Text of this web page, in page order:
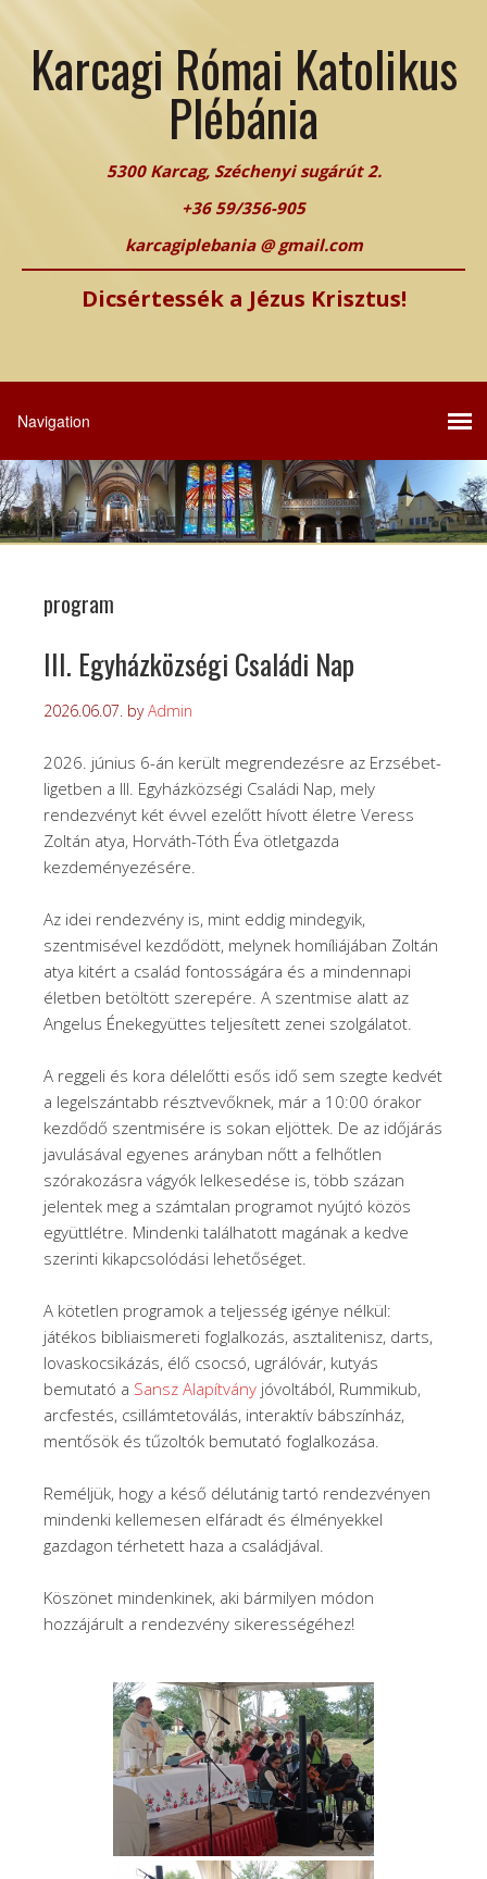
Karcagi Római Katolikus
Plébánia
5300 Karcag, Széchenyi sugárút 2.
+36 59/356-905
karcagiplebania @ gmail.com
Dicsértessék a Jézus Krisztus!
program
III. Egyházközségi Családi Nap
2026.06.07. byAdmin
2026. június 6-án került megrendezésre az Erzsébet-
ligetben a III. Egyházközségi Családi Nap, mely
rendezvényt két évvel ezelőtt hívott életre Veress
Zoltán atya, Horváth-Tóth Éva ötletgazda
kezdeményezésére.
Az idei rendezvény is, mint eddig mindegyik,
szentmisével kezdődött, melynek homíliájában Zoltán
atya kitért a család fontosságára és a mindennapi
életben betöltött szerepére. A szentmise alatt az
Angelus Énekegyüttes teljesített zenei szolgálatot.
A reggeli és kora délelőtti esős idő sem szegte kedvét
a legelszántabb résztvevőknek, már a 10:00 órakor
kezdődő szentmisére is sokan eljöttek. De az időjárás
javulásával egyenes arányban nőtt a felhőtlen
szórakozásra vágyók lelkesedése is, több százan
jelentek meg a számtalan programot nyújtó közös
együttlétre. Mindenki találhatott magának a kedve
szerinti kikapcsolódási lehetőséget.
A kötetlen programok a teljesség igénye nélkül:
játékos bibliaismereti foglalkozás, asztalitenisz, darts,
lovaskocsikázás, élő csocsó, ugrálóvár, kutyás
bemutató a Sansz Alapítvány jóvoltából, Rummikub,
arcfestés, csillámtetoválás, interaktív bábszínház,
mentősök és tűzoltók bemutató foglalkozása.
Reméljük, hogy a késő délutánig tartó rendezvényen
mindenki kellemesen elfáradt és élményekkel
gazdagon térhetett haza a családjával.
Köszönet mindenkinek, aki bármilyen módon
hozzájárult a rendezvény sikerességéhez!